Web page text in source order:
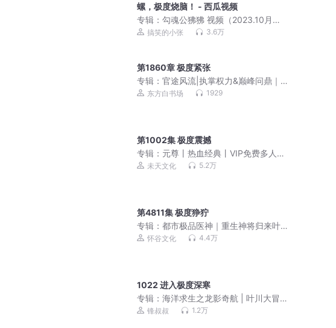
螺，极度烧脑！ - 西瓜视频
专辑： 勾魂公狒狒 视频（2023.10月更
新）搞笑的小张 3.6万
第1860章 极度紧张
专辑： 官途风流|执掌权力&巅峰问鼎｜
宦海沉浮
东方白书场 1929
第1002集 极度震撼
专辑： 元尊丨热血经典丨VIP免费多人有
声丨天蚕土豆作品
未天文化 5.2万
第4811集 极度狰狞
专辑： 都市极品医神｜重生神将归来叶
辰夏若雪
怀谷文化 4.4万
1022 进入极度深寒
专辑： 海洋求生之龙影奇航 | 叶川大冒
险 | 锋叔叔
锋叔叔 1.2万